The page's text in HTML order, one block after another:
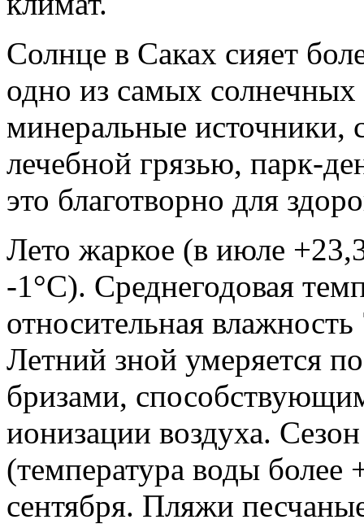
Солнце в Саках сияет
одно из самых
минеральные источники,
лечебной грязью, парк-
это благотворно для
Лето жаркое (в июле
-1°С). Среднегодовая
относительная
Летний зной умеряется
бризами,
ионизации воздуха.
(температура воды
сентября. Пляжи